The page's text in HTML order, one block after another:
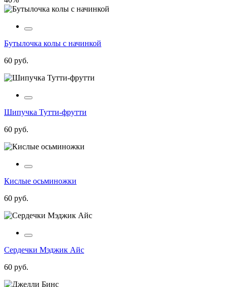
Бутылочка колы с начинкой
60 руб.
Шипучка Тутти-фрутти
60 руб.
Кислые осьминожки
60 руб.
Сердечки Мэджик Айс
60 руб.